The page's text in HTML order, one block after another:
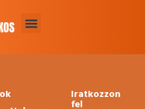
Iratkozzon
fel